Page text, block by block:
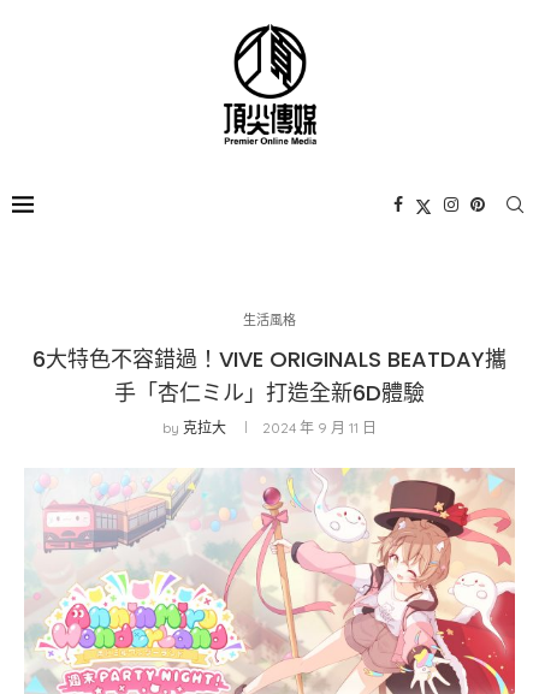
生活風格
6大特色不容錯過！VIVE ORIGINALS BEATDAY攜
手「杏仁ミル」打造全新6D體驗
by 克拉大 2024 年 9 月 11 日